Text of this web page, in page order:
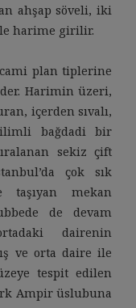
ahşap söveli, iki
harime girilir.
cami plan tiplerine
Harimin üzeri,
içerden sıvalı,
bağdadi bir
sekiz çift
çok sık
mekan
de devam
dairenin
ve orta daire ile
tespit edilen
Ampir üslubuna